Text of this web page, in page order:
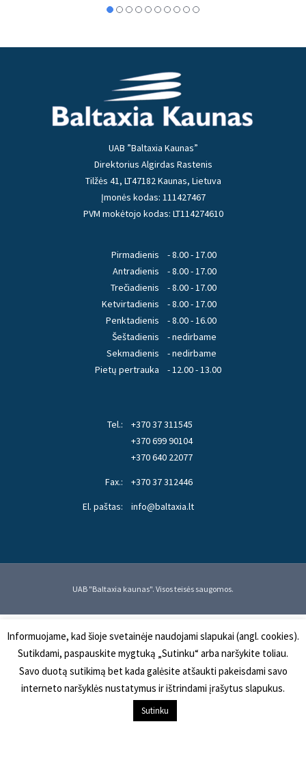
UAB ”Baltaxia Kaunas”
Direktorius Algirdas Rastenis
Tilžės 41, LT47182 Kaunas, Lietuva
Įmonės kodas: 111427467
PVM mokėtojo kodas: LT114274610
Pirmadienis
Antradienis
Trečiadienis
Ketvirtadienis
Penktadienis
Šeštadienis
Sekmadienis
Pietų pertrauka
- 8.00 - 17.00
- 8.00 - 17.00
- 8.00 - 17.00
- 8.00 - 17.00
- 8.00 - 16.00
- nedirbame
- nedirbame
- 12.00 - 13.00
Tel.:
+370 37 311545
+370 699 90104
+370 640 22077
Fax.:
+370 37 312446
El. paštas:
info@baltaxia.lt
UAB "Baltaxia kaunas". Visos teisės saugomos.
Informuojame, kad šioje svetainėje naudojami slapukai (angl. cookies).
Sutikdami, paspauskite mygtuką „Sutinku“ arba naršykite toliau.
Savo duotą sutikimą bet kada galėsite atšaukti pakeisdami savo
interneto naršyklės nustatymus ir ištrindami įrašytus slapukus.
Sutinku